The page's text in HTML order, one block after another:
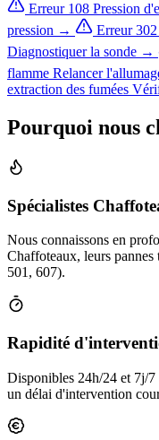
Erreur 108 Pression
pression →
Erreur 302
Diagnostiquer la sonde →
flamme Relancer
extraction des fumées
Pourquoi nous
Spécialistes
Nous connaissons en
Chaffoteaux, leurs
501, 607).
Rapidité
Disponibles 24h/24 et 7j/
un délai d'intervention